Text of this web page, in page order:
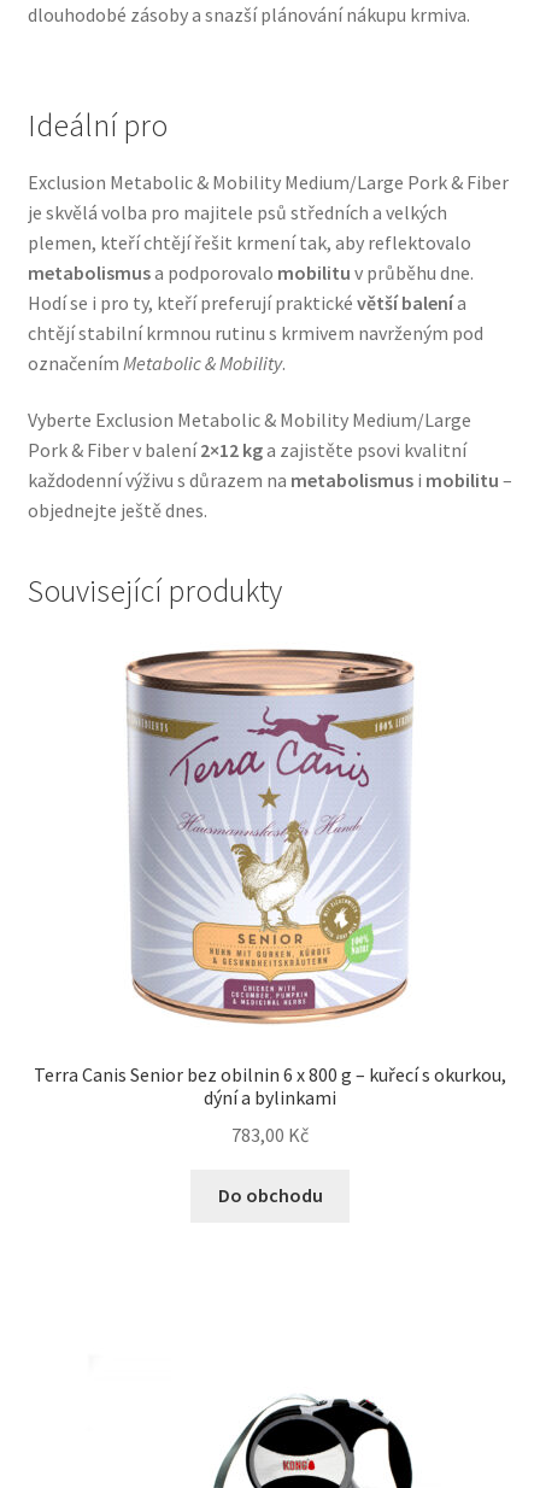
Wolf of Wilderness
dlouhodobé zásoby a snazší plánování nákupu krmiva.
Ideální pro
Exclusion Metabolic & Mobility Medium/Large Pork & Fiber
je skvělá volba pro majitele psů středních a velkých
plemen, kteří chtějí řešit krmení tak, aby reflektovalo
metabolismusa podporovalo mobilitu v průběhu dne.
Hodí se i pro ty, kteří preferují praktické větší balenía
chtějí stabilní krmnou rutinu s krmivem navrženým pod
označením Metabolic & Mobility.
Vyberte Exclusion Metabolic & Mobility Medium/Large
Pork & Fiber v balení2×12 kga zajistěte psovi kvalitní
každodenní výživu s důrazem na metabolismusi mobilitu –
objednejte ještě dnes.
Související produkty
Terra Canis Senior bez obilnin 6 x 800 g – kuřecí s okurkou,
dýní a bylinkami
783,00 Kč
Do obchodu